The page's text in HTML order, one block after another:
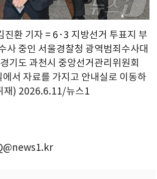
진환 기자 = 6·3 지방선거 투표지 부
사 중인 서울경찰청 광역범죄수사대
기도 과천시 중앙선거관리위원회
서 자료를 가지고 안내실로 이동하
재) 2026.6.11/뉴스1